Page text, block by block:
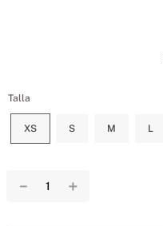
Talla
XS S M L
＋
－